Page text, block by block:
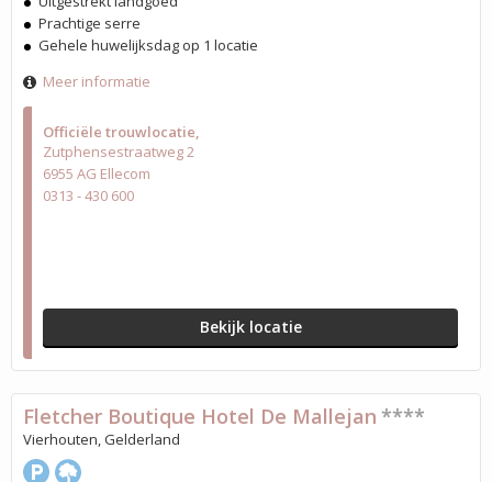
Officiële trouwlocatie
Zutphensestraatweg 2
6955 AG Ellecom
0313 - 430 600
Bekijk locatie
Prachtige serre
Gehele huwelijksdag op 1 locatie
Meer informatie
Fletcher Boutique Hotel De Mallejan ****
Vierhouten, Gelderland